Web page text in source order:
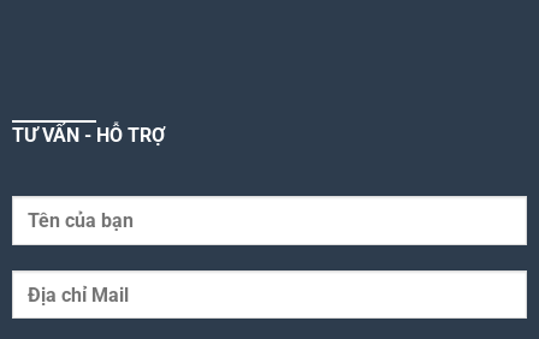
TƯ VẤN - HỖ TRỢ